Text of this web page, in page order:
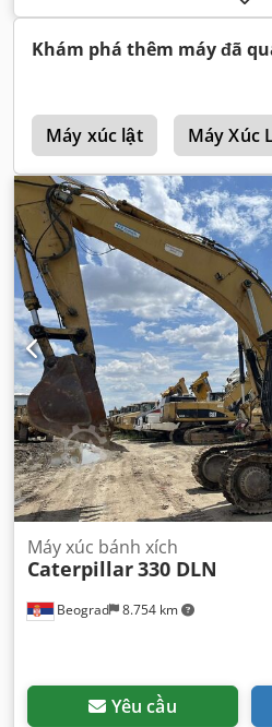
xúc:2,6 m³, Năm sản xuất:2008,
0330DTGGE00850,
Khám phá thêm máy đã
Máy xúc lật Máy Xúc
Beograd 8.754 km
Máy xúc bánh xích
Caterpillar330 DLN
Yêu cầu